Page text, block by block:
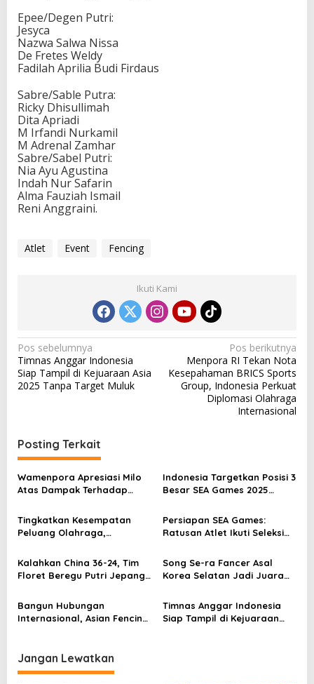
0
5
Epee/Degen Putri:
Jesyca
Nazwa Salwa Nissa
De Fretes Weldy
Fadilah Aprilia Budi Firdaus
Sabre/Sable Putra:
Ricky Dhisullimah
Dita Apriadi
M Irfandi Nurkamil
M Adrenal Zamhar
Sabre/Sabel Putri:
Nia Ayu Agustina
Indah Nur Safarin
Alma Fauziah Ismail
Reni Anggraini.
Atlet Event Fencing
Ikuti Kami
N
a
v
a
s
i
o
Pos sebelumnya
Timnas Anggar Indonesia
Siap Tampil di Kejuaraan Asia
2025 Tanpa Target Muluk
Pos berikutnya
Menpora RI Tekan Nota
Kesepahaman BRICS Sports
Group, Indonesia Perkuat
Diplomasi Olahraga
Internasional
Posting Terkait
Wamenpora Apresiasi Milo
Atas Dampak Terhadap
Indonesia Targetkan Posisi 3
Besar SEA Games 2025
Tingkatkan Kesempatan
Peluang Olahraga,
INASPRO dan KORMI
Persiapan SEA Games:
Ratusan Atlet Ikuti Seleksi
GBK Arena
Kalahkan China 36-24, Tim
Floret Beregu Putri Jepang
di AFC 2025
Song Se-ra Fancer Asal
Korea Selatan Jadi Juara
2025 Usai Kalahkan Atlet
China
Bangun Hubungan
Internasional, Asian Fencing
Timnas Anggar Indonesia
Siap Tampil di Kejuaraan
Jangan Lewatkan